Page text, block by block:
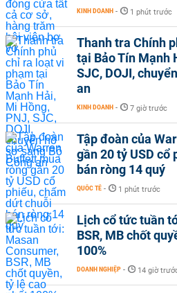
KINH DOANH - 1 phút trước
Thanh tra Chính
tại Bảo Tín Mạnh
SJC, DOJI,
an
KINH DOANH - 7 giờ trước
Tập đoàn của
gần 20 tỷ USD cổ
bán ròng 14 quý
QUỐC TẾ - 1 phút trước
Lịch cổ tức tuần
BSR, MB chốt
100%
DOANH NGHIỆP - 14 giờ